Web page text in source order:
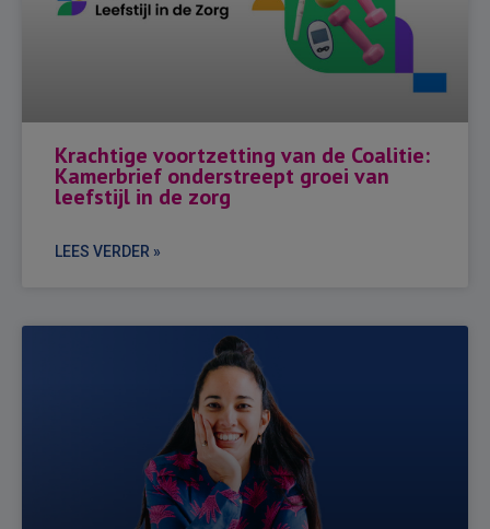
Krachtige voortzetting van de Coalitie:
Kamerbrief onderstreept groei van
leefstijl in de zorg
LEES VERDER »